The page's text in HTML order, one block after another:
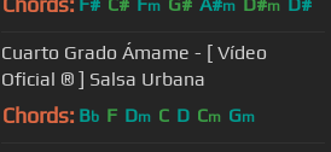
m m m
Cuarto Grado Ámame - [ Vídeo
Oficial ® ] Salsa Urbana
Chords: Bb F Dm C D Cm Gm